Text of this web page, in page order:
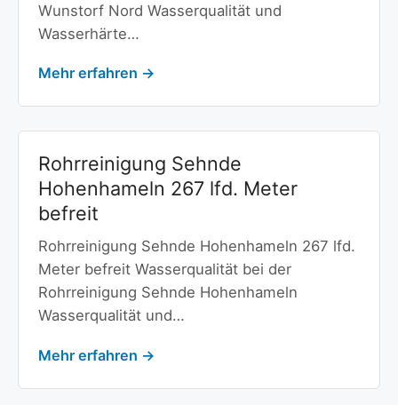
Wunstorf Nord Wasserqualität und
Wasserhärte…
Mehr erfahren →
Rohrreinigung Sehnde
Hohenhameln 267 lfd. Meter
befreit
Rohrreinigung Sehnde Hohenhameln 267 lfd.
Meter befreit Wasserqualität bei der
Rohrreinigung Sehnde Hohenhameln
Wasserqualität und…
Mehr erfahren →